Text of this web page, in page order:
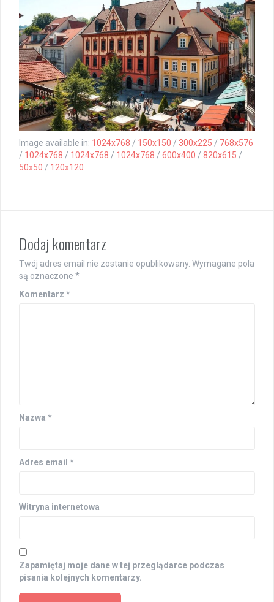
Image available in: 1024x768 / 150x150 / 300x225 / 768x576
/ 1024x768 / 1024x768 / 1024x768 / 600x400 / 820x615 /
50x50 / 120x120
Dodaj komentarz
Twój adres email nie zostanie opublikowany. Wymagane pola
są oznaczone *
Komentarz *
Nazwa *
Adres email *
Witryna internetowa
Zapamiętaj moje dane w tej przeglądarce podczas
pisania kolejnych komentarzy.